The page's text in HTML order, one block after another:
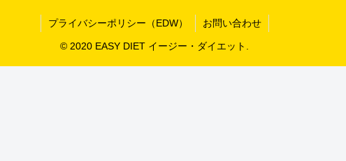
プライバシーポリシー（EDW） お問い合わせ
© 2020 EASY DIET イージー・ダイエット.